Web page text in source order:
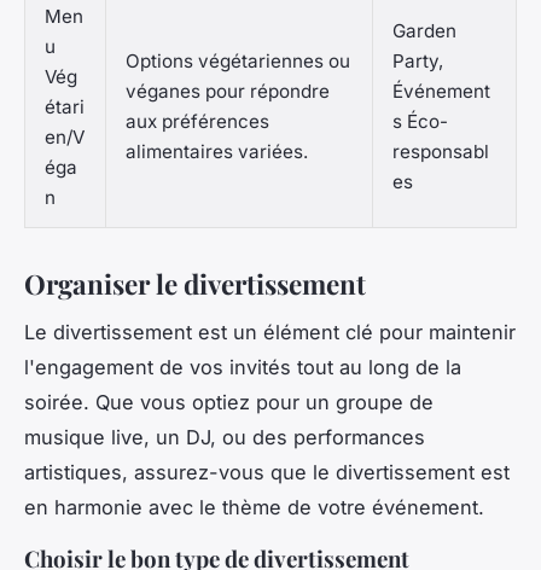
Men
u
Vég
étari
en/V
éga
n
Options végétariennes ou
véganes pour répondre
aux préférences
alimentaires variées.
Garden
Party,
Événement
s Éco-
responsabl
es
Organiser le divertissement
Le divertissement est un élément clé pour maintenir
l'engagement de vos invités tout au long de la
soirée. Que vous optiez pour un groupe de
musique live, un DJ, ou des performances
artistiques, assurez-vous que le divertissement est
en harmonie avec le thème de votre événement.
Choisir le bon type de divertissement